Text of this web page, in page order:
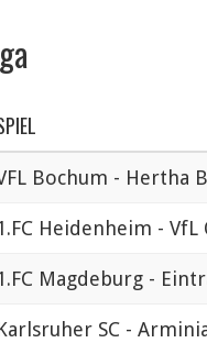
Bochum - Hertha
Heidenheim - VfL
Magdeburg -
SC -